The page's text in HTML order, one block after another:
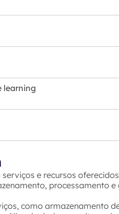
learning
e recursos
processamento
como armazenamento